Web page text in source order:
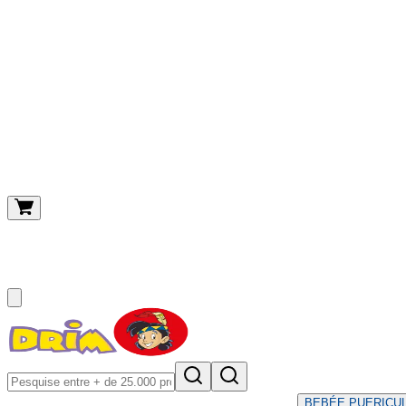
BEBÉE